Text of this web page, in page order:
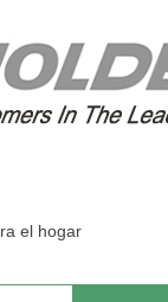
el hogar